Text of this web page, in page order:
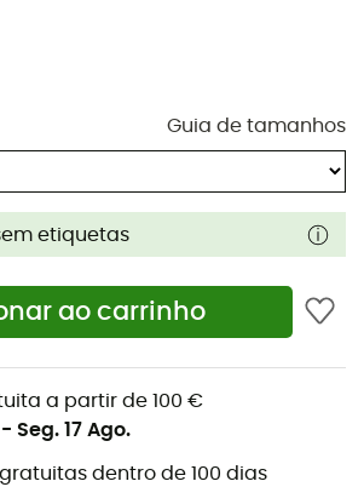
Guia de tamanhos
etiquetas
ao carrinho
a partir de 100 €
- Seg. 17 Ago.
dentro de 100 dias